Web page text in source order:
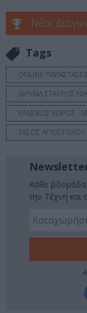
Νέοι
Tags
ONLINE
ΙΔΡΥΜΑ ΣΤΑΥΡΟΣ
ΚΛΑΣΙΚΟΣ ΧΟΡΟΣ -
ΤΑΣΟΣ
Κάθε βδομάδα
την Τέχνη και